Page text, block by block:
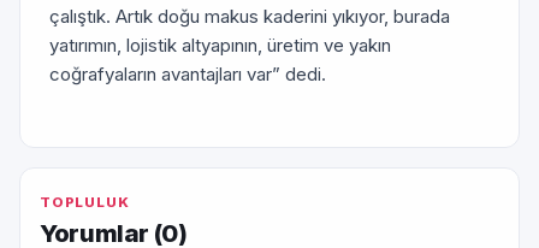
çalıştık. Artık doğu makus kaderini yıkıyor, burada
yatırımın, lojistik altyapının, üretim ve yakın
coğrafyaların avantajları var” dedi.
TOPLULUK
Yorumlar (0)